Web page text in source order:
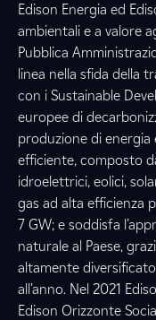
Edison Energia ed
ambientali e a valore
Pubblica
linea nella sfida della
con i Sustainable
europee di
produzione di energia
efficiente, composto
idroelettrici, eolici,
gas ad alta efficienza
7 GW; e soddisfa
naturale al Paese,
altamente
all’anno. Nel 2021
Edison Orizzonte